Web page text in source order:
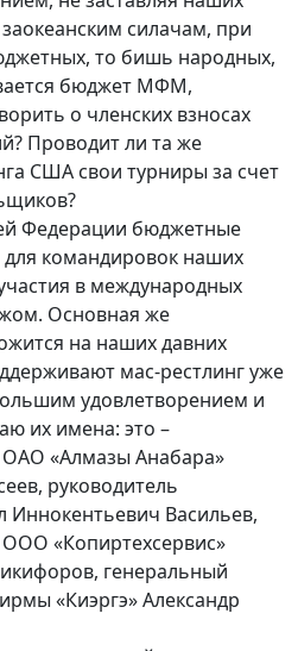
силачам, при
то бишь народных,
бюджет МФМ,
о членских взносах
Проводит ли та же
США свои турниры за счет
Федерации бюджетные
для командировок наших
в международных
Основная же
на наших давних
мас-рестлинг уже
удовлетворением и
их имена: это –
«Алмазы Анабара»
руководитель
Иннокентьевич Васильев,
«Копиртехсервис»
генеральный
«Киэргэ» Александр